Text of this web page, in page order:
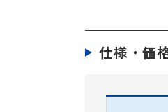
仕様・価